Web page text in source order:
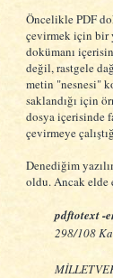
Öncelikle PDF
çevirmek için bir
dokümanı
değil, rastgele
metin "nesnesi"
saklandığı için
dosya içerisinde
çevirmeye
Denediğim
oldu. Ancak elde
pdftotext -
298/108